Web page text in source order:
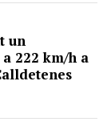
un
222 km/h a